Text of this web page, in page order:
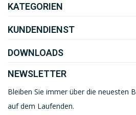
KATEGORIEN
KUNDENDIENST
DOWNLOADS
NEWSLETTER
Bleiben Sie immer über die neuesten
auf dem Laufenden.